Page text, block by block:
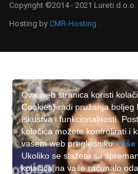
Copyright ©2014 - 2021 Lureti
Hosting by CMR-Hosting .
ŽELITE BITI
Ukoliko ste
Ova web stranica koristi
Cookies) radi pružanja boljeg
iskustva i funkcionalnosti.
kolačića možete kontrolirati i
vašem web pregledniku.Više
Ukoliko se slažete sa
kolačića na vaše računalo